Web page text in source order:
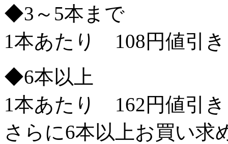
◆3～5本まで
1本あたり 108円値引
◆6本以上
1本あたり 162円値引
さらに6本以上お買い求